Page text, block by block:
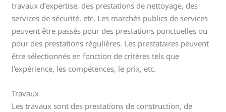
travaux d’expertise, des prestations de nettoyage, des
services de sécurité, etc. Les marchés publics de services
peuvent être passés pour des prestations ponctuelles ou
pour des prestations régulières. Les prestataires peuvent
être sélectionnés en fonction de critères tels que
l’expérience, les compétences, le prix, etc.
Travaux
Les travaux sont des prestations de construction, de